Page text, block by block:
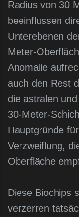
Radius von 30
beeinflussen
Unterebenen
Meter-
Anomalie
auch den Rest
die astralen
30-Meter-
Hauptgründe
Verzweiflung,
Oberfläche
Diese Biochips
verzerren